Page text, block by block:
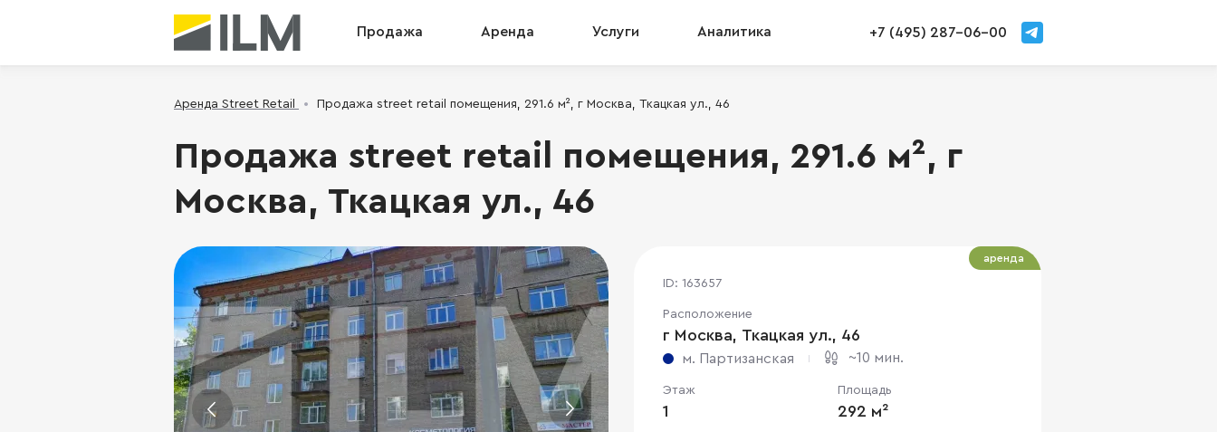
Продажа Аренда Услуги Аналитика +7 (495) 287-06-00
Аренда Street Retail Продажа street retail помещения, 291.6 м², г Москва, Ткацкая ул., 46
Продажа street retail помещения, 291.6 м², г
Москва, Ткацкая ул., 46
ID: 163657
Расположение
г Москва, Ткацкая ул., 46
м. Партизанская ~10 мин.
Этаж
1
Площадь
292 м²
аренда